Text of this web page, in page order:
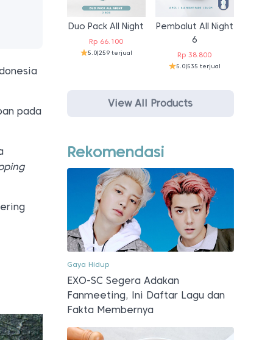
pada
Duo Pack All Night
Rp 66.100
5.0|259 terjual
Pembalut All Night
6
Rp 38.800
5.0|535 terjual
View All Products
Rekomendasi
Gaya Hidup
EXO-SC Segera Adakan
Fanmeeting, Ini Daftar Lagu dan
Fakta Membernya